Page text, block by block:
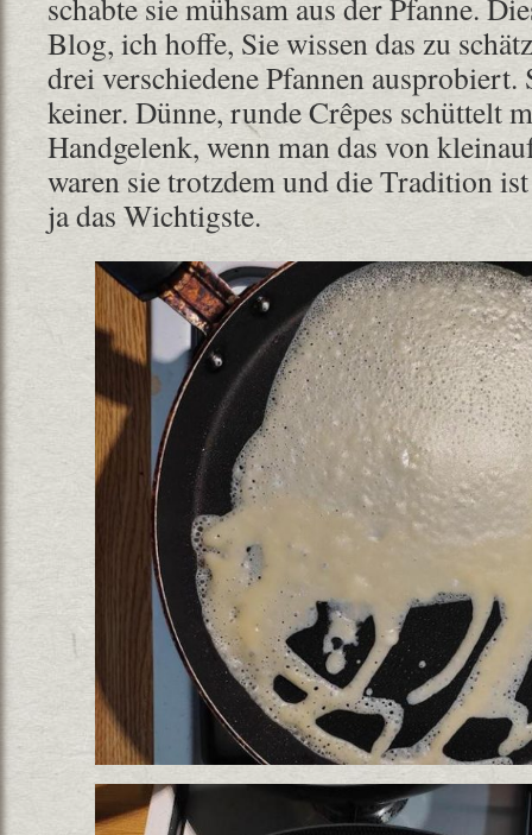
schabte sie mühsam aus der Pfanne.
Blog, ich hoffe, Sie wissen das zu
drei verschiedene Pfannen ausprobiert.
keiner. Dünne, runde Crêpes schüttelt
Handgelenk, wenn man das von
waren sie trotzdem und die Tradition
ja das Wichtigste.